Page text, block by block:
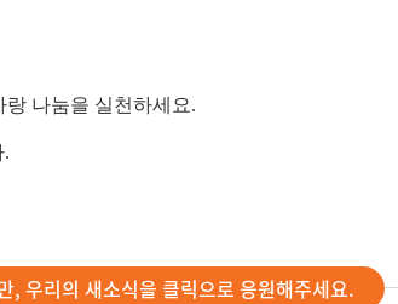
나눔을 실천하세요.
.
, 우리의 새소식을 클릭으로 응원해주세요.